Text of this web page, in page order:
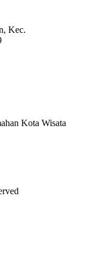
Kec.
Kota Wisata